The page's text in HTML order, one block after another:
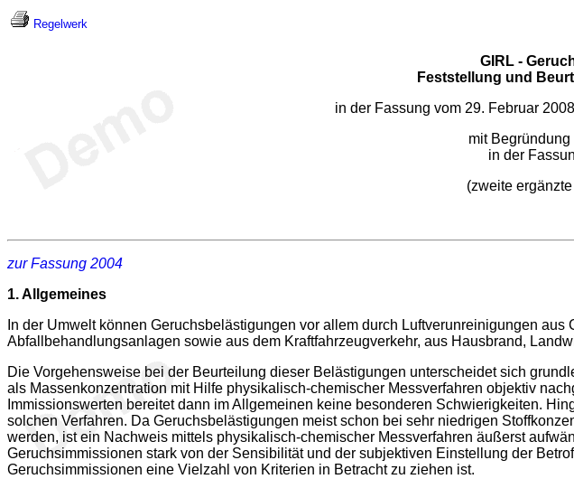
Regelwerk
GIRL -
Feststellung und
in der Fassung vom 29. Februar
mit
in der
(zweite
zur Fassung 2004
1.Allgemeines
In der Umwelt können Geruchsbelästigungen vor allem durch Luftverunreinigungen
Abfallbehandlungsanlagen sowie aus dem Kraftfahrzeugverkehr, aus Hausbrand,
Die Vorgehensweise bei der Beurteilung dieser Belästigungen unterscheidet sich
als Massenkonzentration mit Hilfe physikalisch-chemischer Messverfahren objektiv
Immissionswerten bereitet dann im Allgemeinen keine besonderen Schwierigkeiten.
solchen Verfahren. Da Geruchsbelästigungen meist schon bei sehr niedrigen
werden, ist ein Nachweis mittels physikalisch-chemischer Messverfahren äußerst
Geruchsimmissionen stark von der Sensibilität und der subjektiven Einstellung der
Geruchsimmissionen eine Vielzahl von Kriterien in Betracht zu ziehen ist.